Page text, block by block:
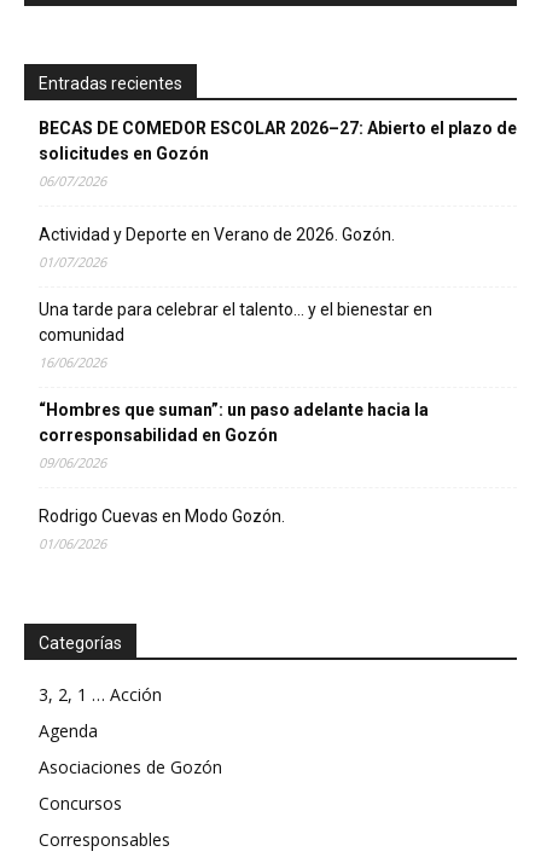
Entradas recientes
BECAS DE COMEDOR ESCOLAR 2026–27: Abierto el plazo de
solicitudes en Gozón
06/07/2026
Actividad y Deporte en Verano de 2026. Gozón.
01/07/2026
Una tarde para celebrar el talento… y el bienestar en
comunidad
16/06/2026
“Hombres que suman”: un paso adelante hacia la
corresponsabilidad en Gozón
09/06/2026
Rodrigo Cuevas en Modo Gozón.
01/06/2026
Categorías
3, 2, 1 … Acción
Agenda
Asociaciones de Gozón
Concursos
Corresponsables